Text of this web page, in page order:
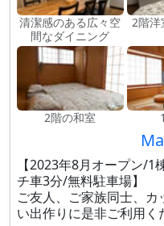
清潔感のある広々空
間なダイニング
2階洋
2階の和室
【2023年8月オープン/
チ車3分/無料駐車場】
ご友人、ご家族同士、
い出作りに是非ご利用く